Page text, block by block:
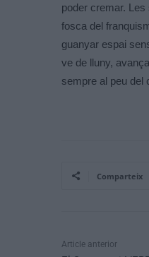
poder cremar.
fosca del
guanyar espai
ve de lluny,
sempre al peu del
Comparteix
Article anterior